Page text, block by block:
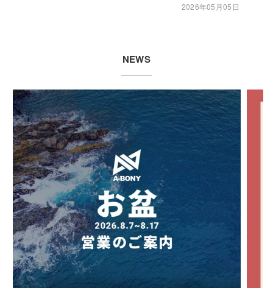
2026年05月05日
NEWS